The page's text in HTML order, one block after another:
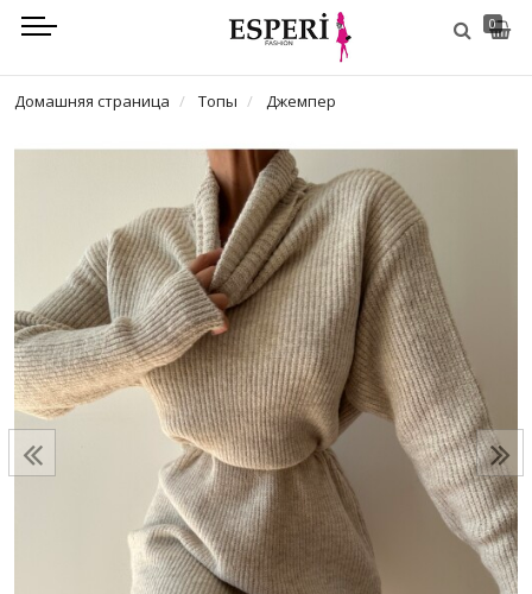
0
Домашняя страница Топы Джемпер